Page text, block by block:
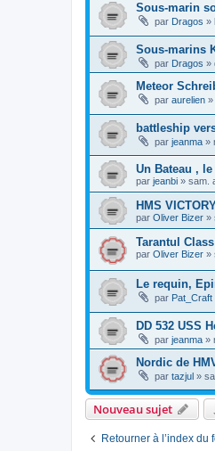
Sous-marin
par Dragos »
Sous-marins
par Dragos »
Meteor
par aurelien »
battleship
par jeanma »
Un Bateau ,
par jeanbi » sam.
HMS
par Oliver Bizer »
Tarantul Class
par Oliver Bizer »
Le requin,
par Pat_Craft
DD 532 USS
par jeanma »
Nordic de
par tazjul »
Nouveau sujet
Retourner à l’index du